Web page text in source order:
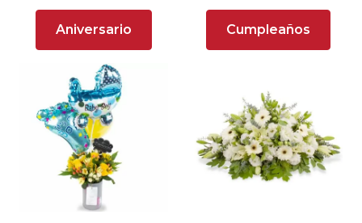
Aniversario Cumpleaños
Arreglos Florales para Aniversario
Arreglos florales para dar agradecimiento
Arreglos Florales para Defunciones
Arreglos Florales para Eventos
Arreglos florales románticos